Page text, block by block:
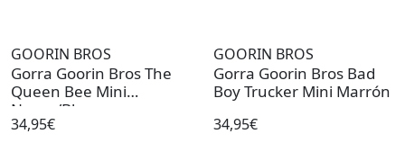
GOORIN BROS
Gorra Goorin Bros The
Queen Bee Mini
Negro/Blanco
34,95€
GOORIN BROS
Gorra Goorin Bros Bad
Boy Trucker Mini Marrón
34,95€